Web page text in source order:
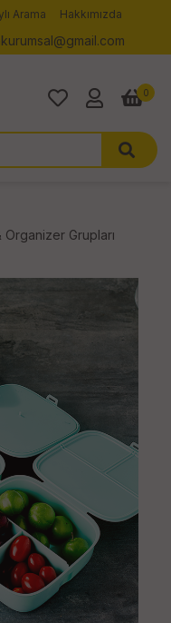
Arama Hakkımızda
0
Organizer Grupları